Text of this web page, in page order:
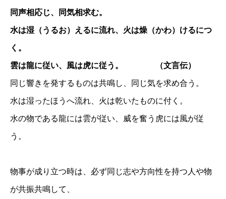
同声相応じ、同気相求む。
水は湿（うるお）えるに流れ、火は燥（かわ）けるにつ
く。
雲は龍に従い、風は虎に従う。 （文言伝）
同じ響きを発するものは共鳴し、同じ気を求め合う。
水は湿ったほうへ流れ、火は乾いたものに付く。
水の物である龍には雲が従い、威を奮う虎には風が従
う。
物事が成り立つ時は、必ず同じ志や方向性を持つ人や物
が共振共鳴して、